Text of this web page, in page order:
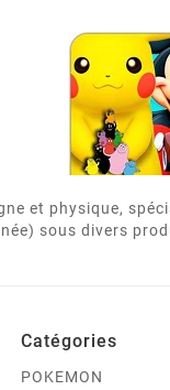
et physique,
sous divers
Catégories
POKEMON